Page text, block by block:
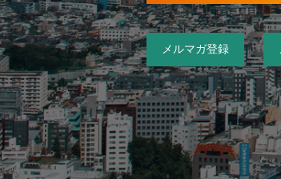
メルマガ登録